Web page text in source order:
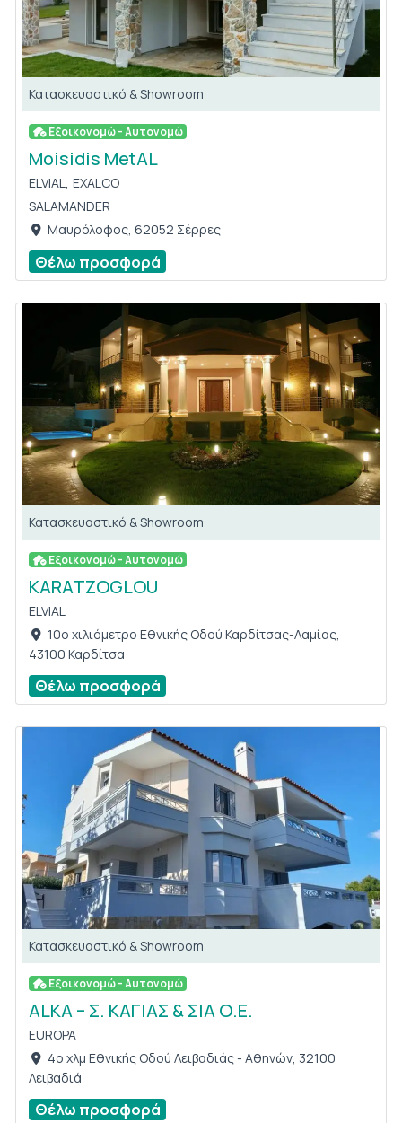
Κατασκευαστικό & Showroom
Εξοικονομώ - Αυτονομώ
Moisidis MetAL
ELVIAL, EXALCO
SALAMANDER
Μαυρόλοφος, 62052 Σέρρες
Θέλω προσφορά
Κατασκευαστικό & Showroom
Εξοικονομώ - Αυτονομώ
KARATZOGLOU
ELVIAL
10ο χιλιόμετρο Εθνικής Οδού Καρδίτσας-Λαμίας,
43100 Καρδίτσα
Θέλω προσφορά
Κατασκευαστικό & Showroom
Εξοικονομώ - Αυτονομώ
ALKA – Σ. ΚΑΓΙΑΣ & ΣΙΑ Ο.Ε.
EUROPA
4o χλμ Εθνικής Οδού Λειβαδιάς - Αθηνών, 32100
Λειβαδιά
Θέλω προσφορά